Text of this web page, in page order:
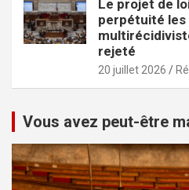
Le projet de
perpétuité les
rejeté
20 juillet 2026
Vous avez peut-être